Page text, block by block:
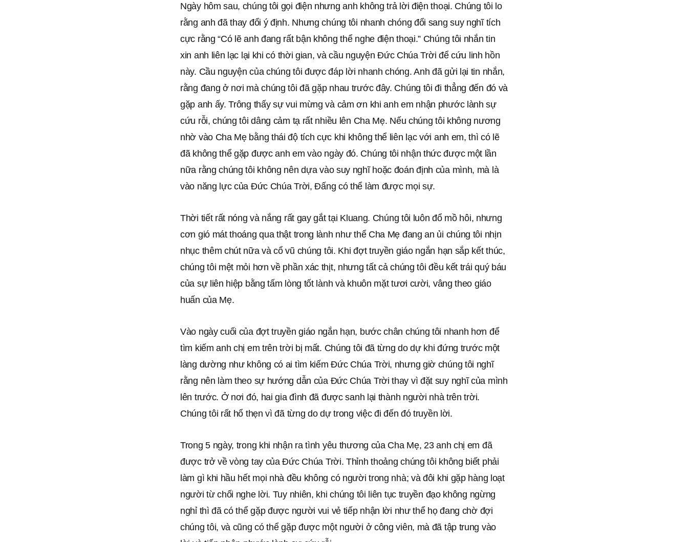
Ngày hôm sau, chúng tôi gọi điện nhưng anh không trả lời điện thoại. Chúng tôi lo
rằng anh đã thay đổi ý định. Nhưng chúng tôi nhanh chóng đổi sang suy nghĩ tích
cực rằng “Có lẽ anh đang rất bận không thể nghe điện thoại.” Chúng tôi nhắn tin
xin anh liên lạc lại khi có thời gian, và cầu nguyện Đức Chúa Trời để cứu linh hồn
này. Cầu nguyện của chúng tôi được đáp lời nhanh chóng. Anh đã gửi lại tin nhắn,
rằng đang ở nơi mà chúng tôi đã gặp nhau trước đây. Chúng tôi đi thẳng đến đó và
gặp anh ấy. Trông thấy sự vui mừng và cảm ơn khi anh em nhận phước lành sự
cứu rỗi, chúng tôi dâng cảm tạ rất nhiều lên Cha Mẹ. Nếu chúng tôi không nương
nhờ vào Cha Mẹ bằng thái độ tích cực khi không thể liên lạc với anh em, thì có lẽ
đã không thể gặp được anh em vào ngày đó. Chúng tôi nhận thức được một lần
nữa rằng chúng tôi không nên dựa vào suy nghĩ hoặc đoán định của mình, mà là
vào năng lực của Đức Chúa Trời, Đấng có thể làm được mọi sự.
Thời tiết rất nóng và nắng rất gay gắt tại Kluang. Chúng tôi luôn đổ mồ hôi, nhưng
cơn gió mát thoáng qua thật trong lành như thể Cha Mẹ đang an ủi chúng tôi nhịn
nhục thêm chút nữa và cổ vũ chúng tôi. Khi đợt truyền giáo ngắn hạn sắp kết thúc,
chúng tôi mệt mỏi hơn về phần xác thịt, nhưng tất cả chúng tôi đều kết trái quý báu
của sự liên hiệp bằng tấm lòng tốt lành và khuôn mặt tươi cười, vâng theo giáo
huấn của Mẹ.
Vào ngày cuối của đợt truyền giáo ngắn hạn, bước chân chúng tôi nhanh hơn để
tìm kiếm anh chị em trên trời bị mất. Chúng tôi đã từng do dự khi đứng trước một
làng dường như không có ai tìm kiếm Đức Chúa Trời, nhưng giờ chúng tôi nghĩ
rằng nên làm theo sự hướng dẫn của Đức Chúa Trời thay vì đặt suy nghĩ của mình
lên trước. Ở nơi đó, hai gia đình đã được sanh lại thành người nhà trên trời.
Chúng tôi rất hổ thẹn vì đã từng do dự trong việc đi đến đó truyền lời.
Trong 5 ngày, trong khi nhận ra tình yêu thương của Cha Mẹ, 23 anh chị em đã
được trở về vòng tay của Đức Chúa Trời. Thỉnh thoảng chúng tôi không biết phải
làm gì khi hầu hết mọi nhà đều không có người trong nhà; và đôi khi gặp hàng loạt
người từ chối nghe lời. Tuy nhiên, khi chúng tôi liên tục truyền đạo không ngừng
nghỉ thì đã có thể gặp được người vui vẻ tiếp nhận lời như thể họ đang chờ đợi
chúng tôi, và cũng có thể gặp được một người ở công viên, mà đã tập trung vào